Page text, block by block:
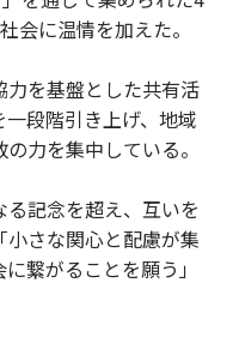
会に温情を加えた。
を基盤とした共有活
段階引き上げ、地域
力を集中している。
記念を超え、互いを
さな関心と配慮が集
繋がることを願う」